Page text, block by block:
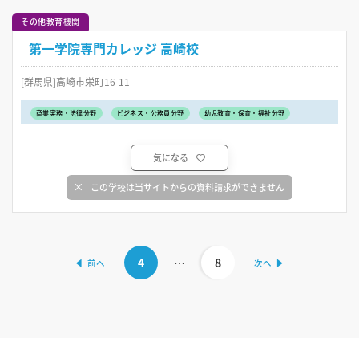
その他教育機関
第一学院専門カレッジ 高崎校
[群馬県]高崎市栄町16-11
商業実務・法律分野 ビジネス・公務員分野 幼児教育・保育・福祉分野
気になる
この学校は当サイトからの資料請求ができません
4 … 8